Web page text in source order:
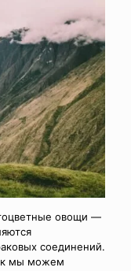
овощи —
соединений.
мы можем